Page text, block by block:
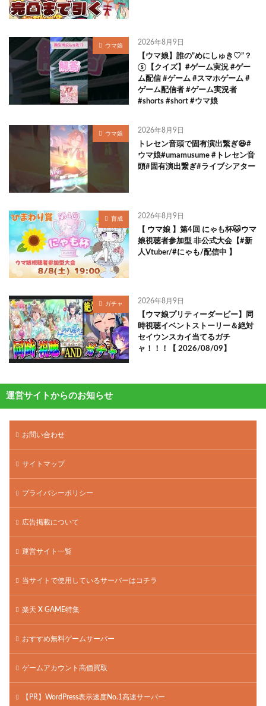
ウマ娘 2026年8月9日
【ウマ娘】誰の”めにしゅき♡”？
⑤【クイズ】#ゲーム実況 #ゲー
ム配信 #ゲーム #スマホゲーム #
ゲーム配信者 #ゲーム実況者
#shorts #short #ウマ娘
ウマ娘 2026年8月9日
トレセン音頭で固有演出繋ぎ😆#
ウマ娘#umamusume #トレセン音
頭#固有演出繋ぎ#ライブシアター
育成 2026年8月9日
【 ウマ娘 】第4回 にゃも杯🐱ウマ
娘視聴者参加型 非公式大会【#新
人Vtuber/#にゃも/配信中 】
ガチャ 2026年8月9日
【ウマ娘プリティーダービー】同
時視聴イベントストーリー＆絶対
セイウンスカイ当てるガチ
ャ！！！【 2026/08/09】
運営サイトからのお知らせ
お問い合わせ
サイトマップ
プライバシーポリシー
広告掲載について
運営サイト一覧
当サイトで使用しているサーバーはコチラ
楽天 X GAME特集
おすすめ無料ゲームサーバー
ゲームアカウント高価買取
【PR】WordPress表示速度No.1高速サーバー